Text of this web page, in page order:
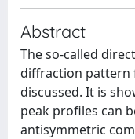
Abstract
The so-called
diffraction pattern
discussed. It is
peak profiles can
antisymmetric